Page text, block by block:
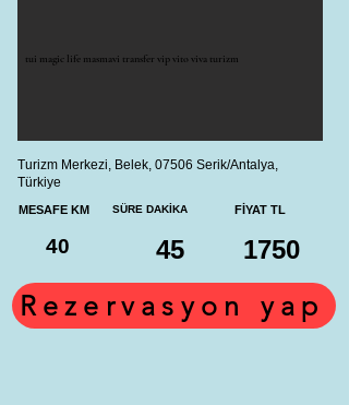
tui magic life masmavi transfer vip vito viva turizm
Turizm Merkezi, Belek, 07506 Serik/Antalya,
Türkiye
MESAFE KM
40
SÜRE DAKİKA
45
FİYAT TL
1750
Rezervasyon yap